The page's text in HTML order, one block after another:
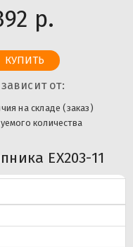
р.
от:
на складе (заказ)
количества
EX203-11